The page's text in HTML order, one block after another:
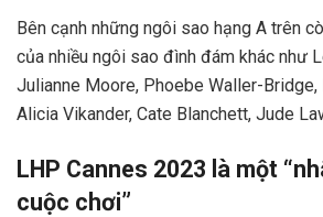
Bên cạnh những ngôi sao hạng A trên
của nhiều ngôi sao đình đám khác như
Julianne Moore, Phoebe Waller-Bridge,
Alicia Vikander, Cate Blanchett, Jude
LHP Cannes 2023 là một
cuộc chơi”